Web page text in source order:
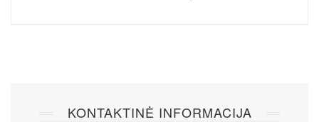
KONTAKTINĖ INFORMACIJA